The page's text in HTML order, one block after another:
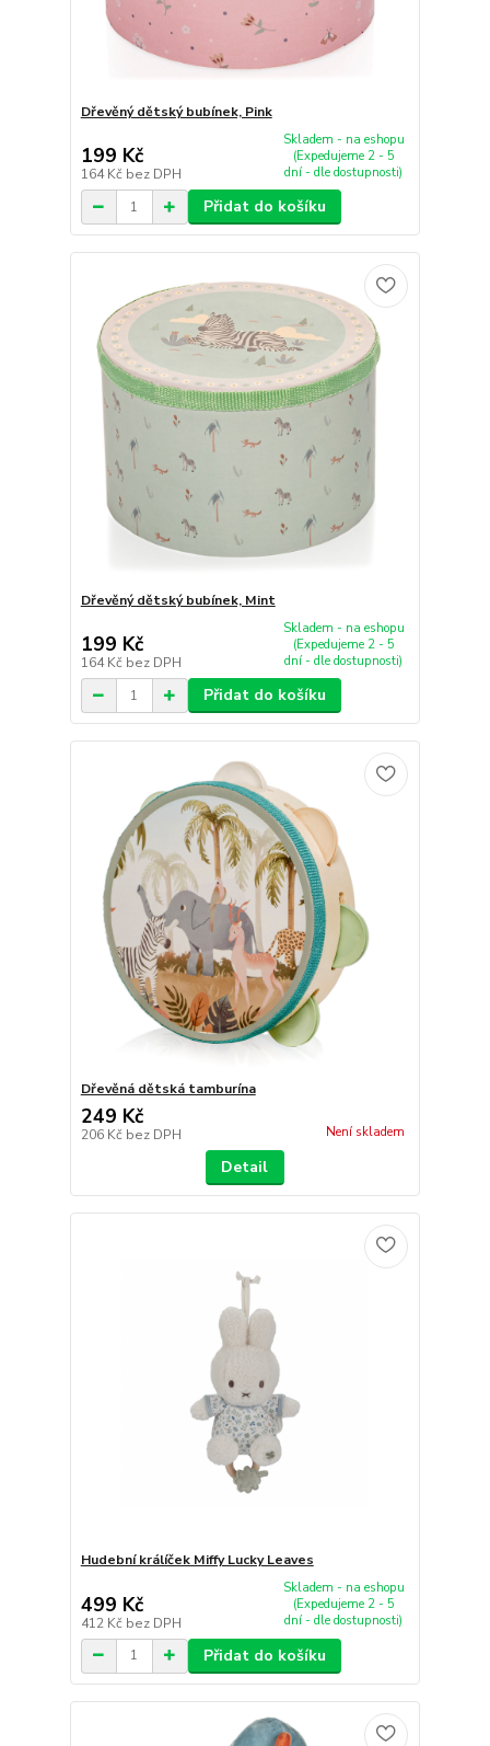
Dřevěný dětský bubínek, Pink
199 Kč
164 Kč bez DPH
Skladem - na eshopu
(Expedujeme 2 - 5
dní - dle dostupnosti)
Přidat do košíku
Dřevěný dětský bubínek, Mint
199 Kč
164 Kč bez DPH
Skladem - na eshopu
(Expedujeme 2 - 5
dní - dle dostupnosti)
Přidat do košíku
Dřevěná dětská tamburína
249 Kč
206 Kč bez DPH Není skladem
Detail
Hudební králíček Miffy Lucky Leaves
499 Kč
412 Kč bez DPH
Skladem - na eshopu
(Expedujeme 2 - 5
dní - dle dostupnosti)
Přidat do košíku